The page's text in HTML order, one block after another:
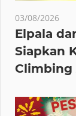
03/08/2026
Elpala
Siapkan
Climbing